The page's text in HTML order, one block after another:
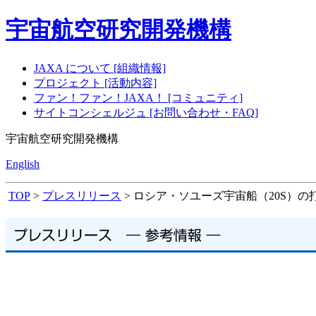
宇宙航空研究開発機構
JAXA について [組織情報]
プロジェクト [活動内容]
ファン！ファン！JAXA！ [コミュニティ]
サイトコンシェルジュ [お問い合わせ・FAQ]
宇宙航空研究開発機構
English
TOP > プレスリリース > ロシア・ソユーズ宇宙船（20S）の